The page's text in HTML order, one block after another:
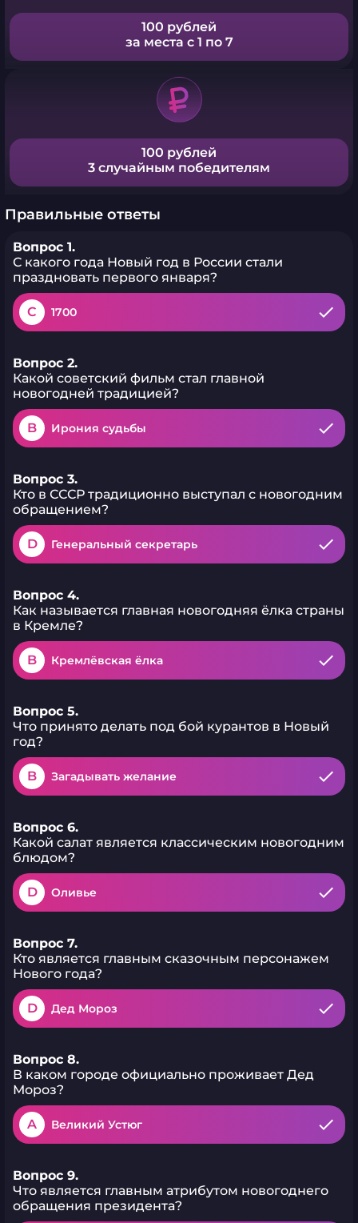
100 рублей
за места с 1 по 7
100 рублей
3 случайным победителям
Правильные ответы
Вопрос 1.
С какого года Новый год в России стали
праздновать первого января?
C 1700
Вопрос 2.
Какой советский фильм стал главной
новогодней традицией?
B Ирония судьбы
Вопрос 3.
Кто в СССР традиционно выступал с новогодним
обращением?
D Генеральный секретарь
Вопрос 4.
Как называется главная новогодняя ёлка страны
в Кремле?
B Кремлёвская ёлка
Вопрос 5.
Что принято делать под бой курантов в Новый
год?
B Загадывать желание
Вопрос 6.
Какой салат является классическим новогодним
блюдом?
D Оливье
Вопрос 7.
Кто является главным сказочным персонажем
Нового года?
D Дед Мороз
Вопрос 8.
В каком городе официально проживает Дед
Мороз?
A Великий Устюг
Вопрос 9.
Что является главным атрибутом новогоднего
обращения президента?